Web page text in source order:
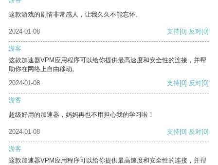
这款游戏的剧情非常感人，让我久久不能忘怀。
2024-01-08 支持[0] 反对[0]
游客
这款加速器VPM应用程序可以给你提供最高速度和安全性的连接，并帮
助你在网络上自由移动。
2024-01-08
支持[0] 反对[0]
游客
超级好用的加速器，妈妈再也不用担心我的学习啦！
2024-01-08 支持[0] 反对[0]
游客
这款加速器VPM应用程序可以给你提供最高速度和安全性的连接，并帮